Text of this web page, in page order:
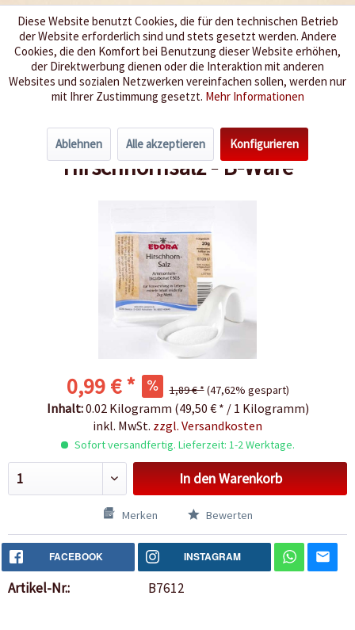
Wir würzen Ihr Leben
Menü
Übersicht Fundgrube
Hirschhornsalz - B-Ware
0,99 € * 1,89 € *(47,62% gespart)
Inhalt:0.02 Kilogramm (49,50 € * / 1 Kilogramm)
inkl. MwSt. zzgl. Versandkosten
Sofort versandfertig. Lieferzeit: 1-2 Werktage.
In denWarenkorb
Merken Bewerten
FACEBOOK INSTAGRAM
Artikel-Nr.: B7612
Diese Website benutzt Cookies, die für den technischen Betrieb
der Website erforderlich sind und stets gesetzt werden. Andere
Cookies, die den Komfort bei Benutzung dieser Website erhöhen,
der Direktwerbung dienen oder die Interaktion mit anderen
Websites und sozialen Netzwerken vereinfachen sollen, werden nur
mit Ihrer Zustimmung gesetzt. Mehr Informationen
Ablehnen Alle akzeptieren Konfigurieren